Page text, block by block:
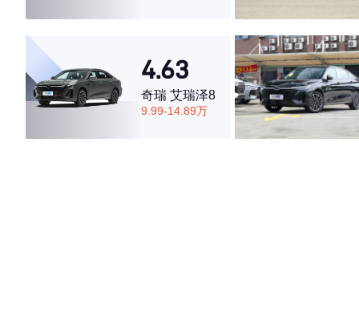
4.63
奇瑞 艾瑞泽8
9.99-14.89万